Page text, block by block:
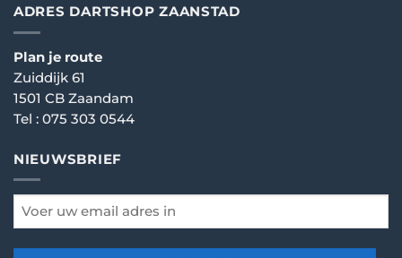
ADRES DARTSHOP ZAANSTAD
Plan je route
Zuiddijk 61
1501 CB Zaandam
Tel : 075 303 0544
NIEUWSBRIEF
email
*